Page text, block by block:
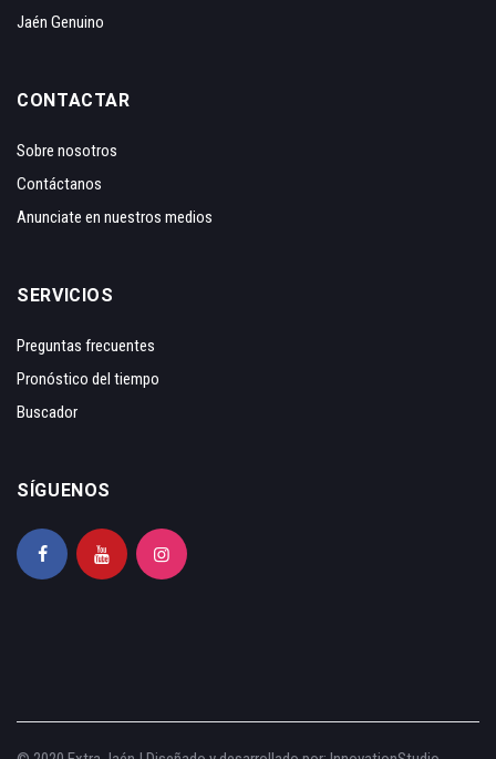
Jaén Genuino
CONTACTAR
Sobre nosotros
Contáctanos
Anunciate en nuestros medios
SERVICIOS
Preguntas frecuentes
Pronóstico del tiempo
Buscador
SÍGUENOS